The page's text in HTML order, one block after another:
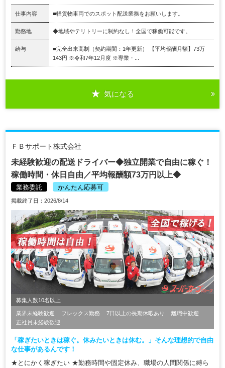
仕事内容 ■軽貨物車両でのスポット配送業務をお願いします。
勤務地 ◆地域やテリトリーに制約なし！全国で稼働可能です。
給与
■完全出来高制（契約期間：1年更新） 【平均報酬月額】73万
143円 ※令和7年12月度 ※専業・...
気になる
ＦＢサポート株式会社
未経験歓迎の配送ドライバー◆独立開業で自由に稼ぐ！
稼働時間・休日自由／平均報酬額73万円以上◆
業務委託 かんたん応募可
掲載終了日：2026/8/14
募集人数10名以上
業界未経験歓迎 フレックス勤務 7日以上の長期休暇あり
離職中歓迎
正社員未経験歓迎
「稼ぎたいときは稼ぐ。休みたいときは休む。」そんな理想的で自由
な仕事があるんです！
★とにかく稼ぎたい ★勤務時間や固定休み、職場の人間関係に縛ら